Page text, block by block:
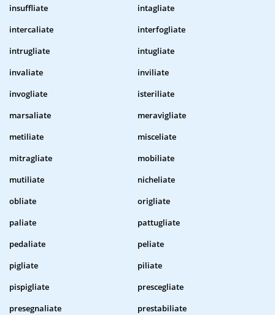
insuffliate
intagliate
intercaliate
interfogliate
intrugliate
intugliate
invaliate
inviliate
invogliate
isteriliate
marsaliate
meravigliate
metiliate
misceliate
mitragliate
mobiliate
mutiliate
nicheliate
obliate
origliate
paliate
pattugliate
pedaliate
peliate
pigliate
piliate
pispigliate
prescegliate
presegnaliate
prestabiliate